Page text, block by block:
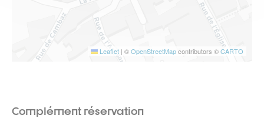
Leaflet | ©OpenStreetMapcontributors ©CARTO
Complément réservation